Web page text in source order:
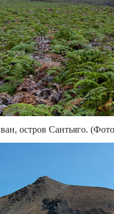
остров Сантьяго.